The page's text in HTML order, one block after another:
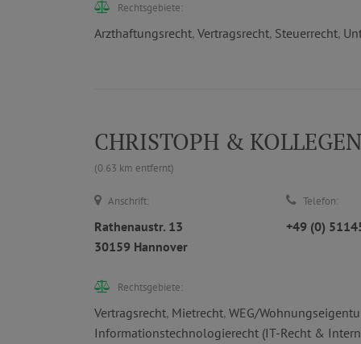
Rechtsgebiete:
Arzthaftungsrecht, Vertragsrecht, Steuerrecht,
CHRISTOPH &
(0.63 km entfernt)
Anschrift:
Rathenaustr. 13
30159 Hannover
Telefon:
+49 (0)
Rechtsgebiete:
Vertragsrecht, Mietrecht, WEG/
Informationstechnologierecht (IT-Recht &